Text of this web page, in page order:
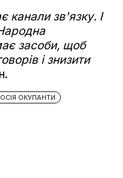
канали зв'язку. І
засоби, щоб
і знизити
ОКУПАНТИ